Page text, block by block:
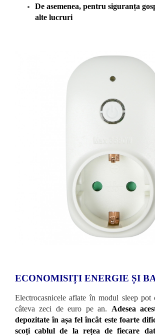
De asemenea, pentru siguranța
alte lucruri
ECONOMISIȚI ENERGIE ȘI
Electrocasnicele aflate în modul sleep pot
câteva zeci de euro pe an. Adesea
depozitate în așa fel încât este foarte
scoți cablul de la rețea de fiecare